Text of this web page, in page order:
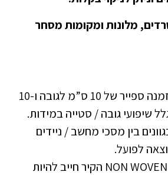
מלונות ומקומות מסחר
יש להוסיף בהזמנה ספייר של 10 ס”מ לגובה ו-10
שיפועי גובה / סטייה במידות.
בין מסכי מחשב / ניידים
לפועל.
בהזמנת טפט NON WOVEN הקיר חייב להיות